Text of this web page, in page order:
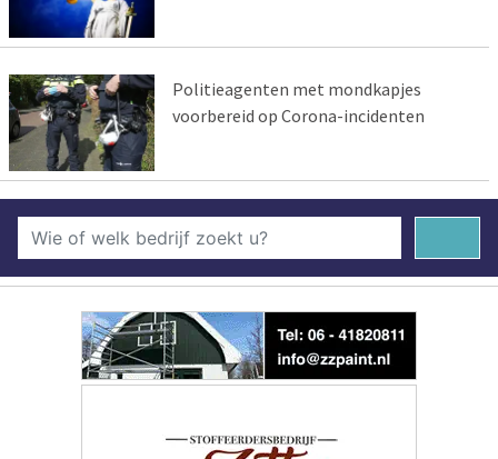
Politieagenten met mondkapjes
voorbereid op Corona-incidenten